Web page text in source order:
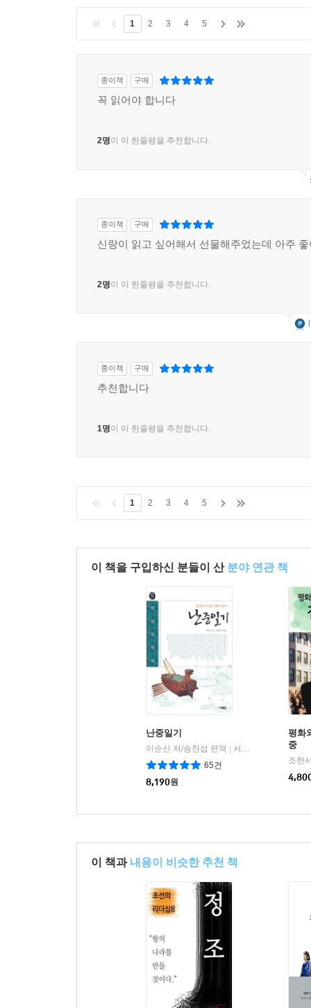
1 2 3 4 5
종이책 구매
꼭 읽어야 합니다
2명이 이 한줄평을 추천합니다.
종이책 구매
신랑이 읽고 싶어해서 선물해주었는데 아주
2명이 이 한줄평을 추천합니다.
종이책 구매
추천합니다
1명이 이 한줄평을 추천합니다.
1 2 3 4 5
이 책을 구입하신 분들이 산 분야 연관 책
난중일기
이순신 저/송찬섭 편역
서해문집
65건
8,190원
평화
중
조한
이 책과 내용이 비슷한 추천 책